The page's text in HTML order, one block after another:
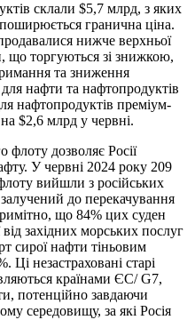
склали $5,7 млрд, з яких
гранична ціна.
нижче верхньої
що торгуються зі знижкою,
та зниження
нафти та нафтопродуктів
нафтопродуктів преміум-
$2,6 млрд у червні.
флоту дозволяє Росії
У червні 2024 року 209
вийшли з російських
до перекачування
що 84% цих суден
західних морських послуг
сирої нафти тіньовим
незастраховані старі
країнами ЄС/ G7,
потенційно завдаючи
середовищу, за які Росія